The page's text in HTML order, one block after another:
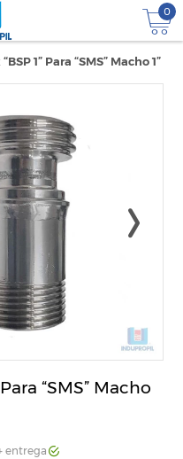
0
1” Para “SMS” Macho 1”
“SMS” Macho
entrega